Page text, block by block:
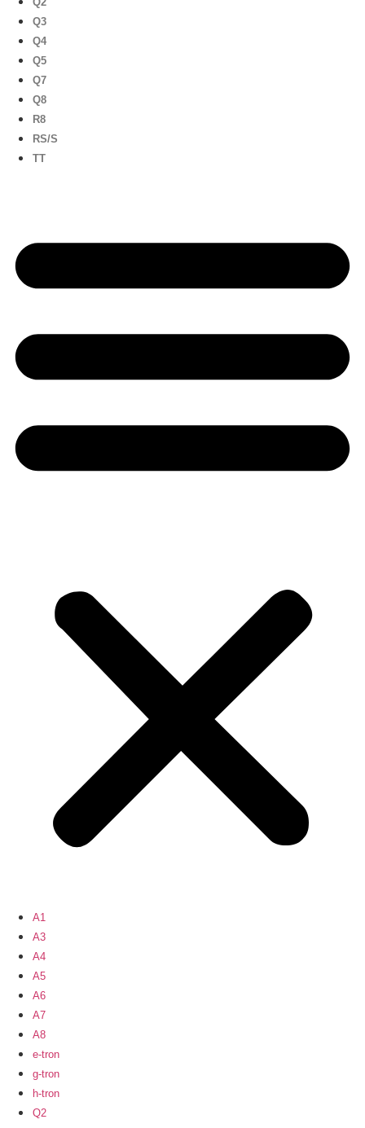
Q3
Q4
Q5
Q7
Q8
R8
RS/S
TT
A1
A3
A4
A5
A6
A7
A8
e-tron
g-tron
h-tron
Q2